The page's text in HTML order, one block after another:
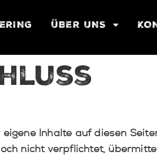
ÜBER UNS
Inhalte auf diesen
nicht verpflichtet,